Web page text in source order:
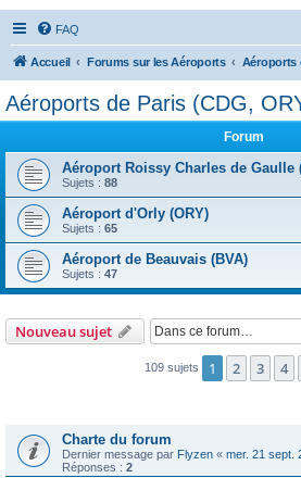
FAQ
Accueil Forums sur les Aéroports Aéroports
Aéroports de Paris (CDG,
Forum
Aéroport Roissy Charles de Gaulle
Sujets : 88
Aéroport d'Orly (ORY)
Sujets : 65
Aéroport de Beauvais (BVA)
Sujets : 47
Nouveau sujet
109 sujets 1 2 3 4
Charte du forum
Dernier message par Flyzen « mer. 21 sept.
Réponses : 2